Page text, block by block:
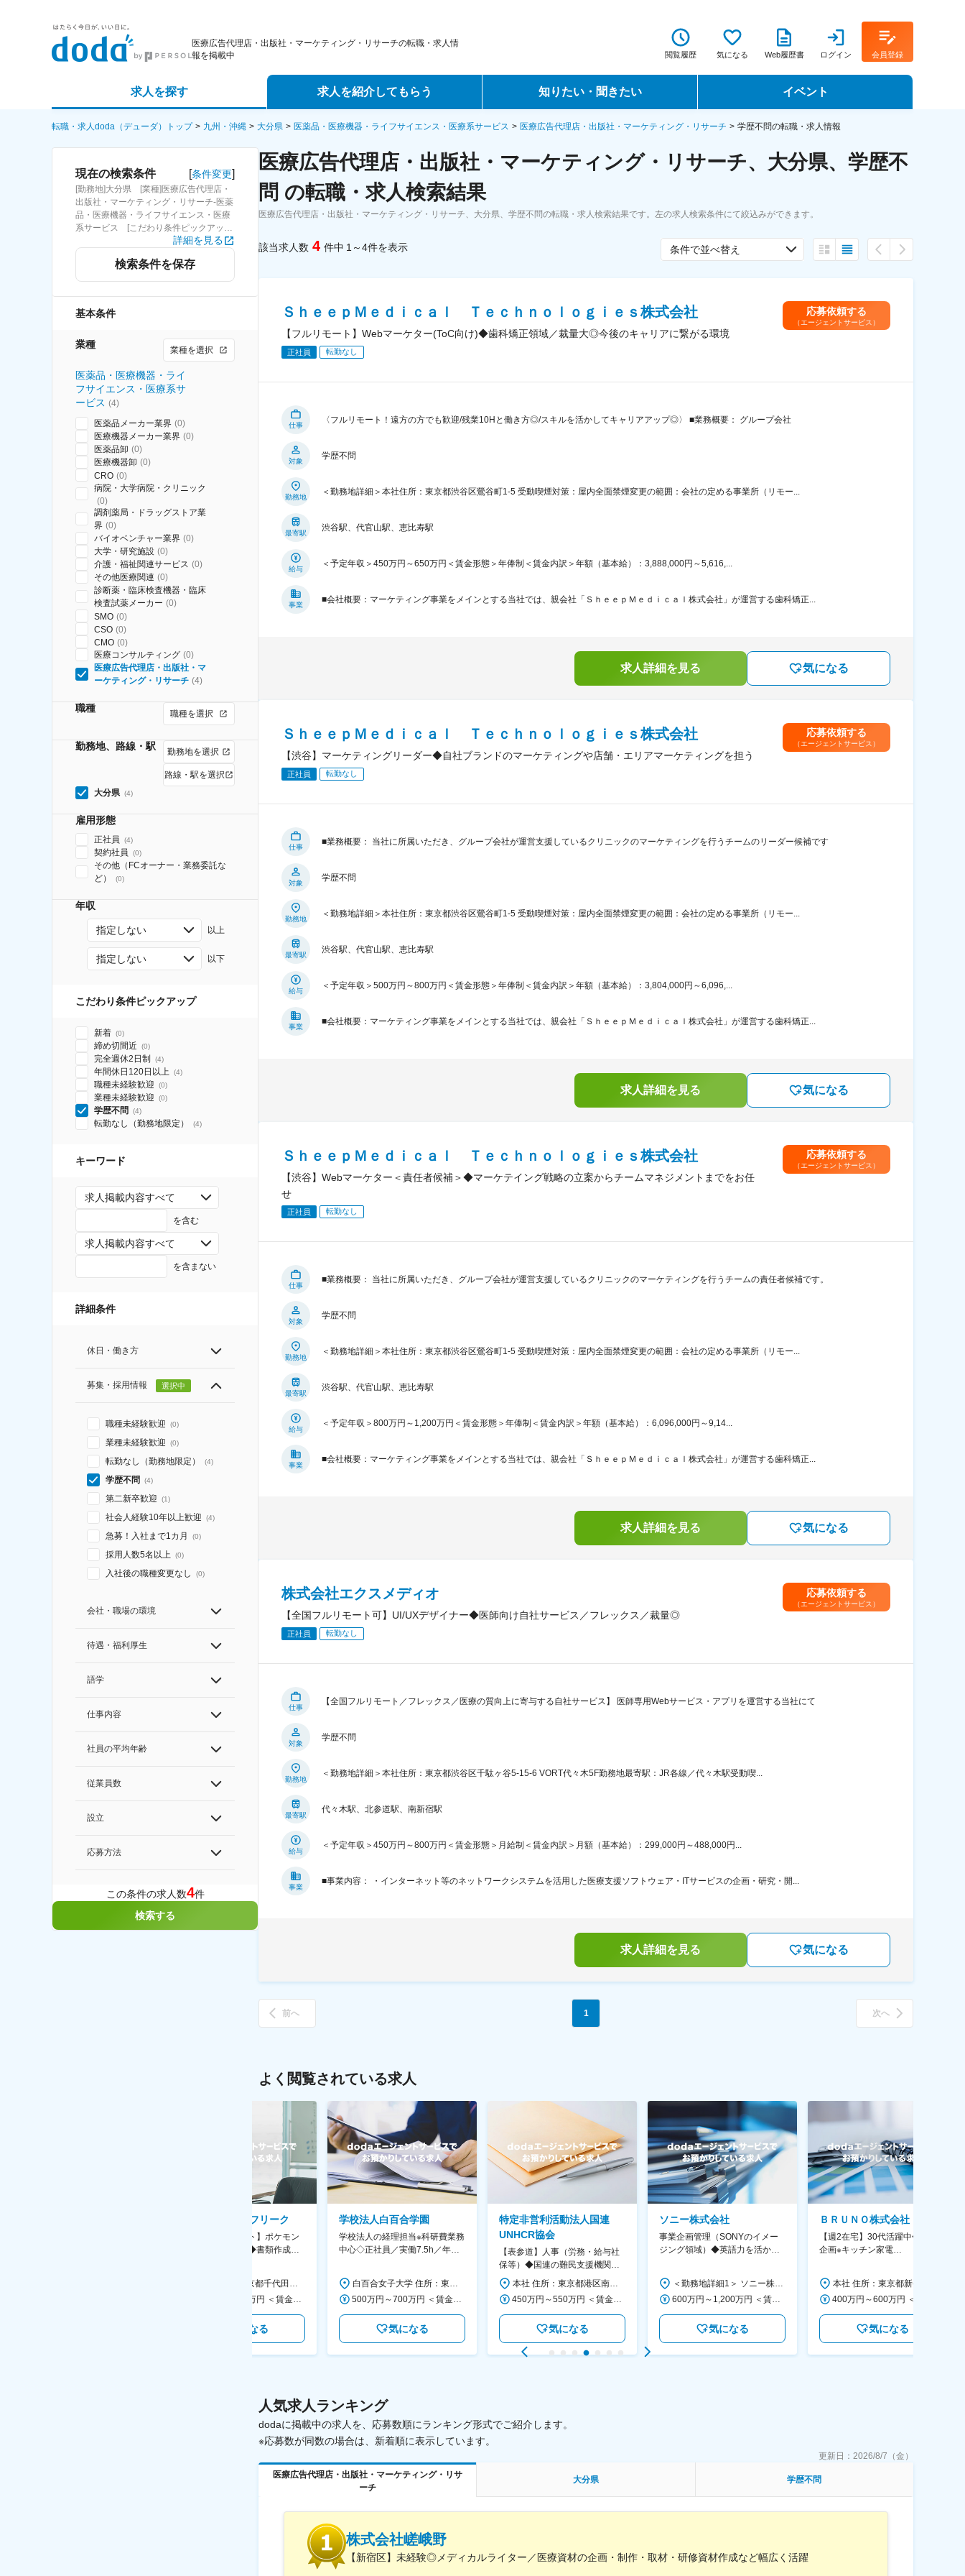
医療広告代理店・出版社・マーケティング・リサーチの転職・求人情
報を掲載中
閲覧履歴 気になる Web履歴書 ログイン 会員登録
求人を探す
詳細条件から探す
求人特集から探す
求人を紹介してもらう
エージェントサービス
スカウトサービス
パートナーエージェントサービス
知りたい・聞きたい
転職ノウハウ
データで見る転職
イベント
転職イベント・転職セミナー
転職フェア
転職・求人doda（デューダ）トップ 九州・沖縄 大分県 医薬品・医療機器・ライフサイエンス・医療系サービス 医療広告代理店・出版社・マーケティング・リサーチ 学歴不問の転職・求人情報
現在の検索条件 [条件変更]
[勤務地]大分県 [業種]医療広告代理店・
出版社・マーケティング・リサーチ-医薬
品・医療機器・ライフサイエンス・医療
系サービス [こだわり条件ピックアップ]
学歴不問 [詳細条件](募集・採用情報)学
歴不問
詳細を見る
検索条件を保存
基本条件
業種 業種を選択
医薬品・医療機器・ライ
フサイエンス・医療系サ
ービス (4)
医薬品メーカー業界 (0)
医療機器メーカー業界 (0)
医薬品卸 (0)
医療機器卸 (0)
CRO (0)
病院・大学病院・クリニック
(0)
調剤薬局・ドラッグストア業
界 (0)
バイオベンチャー業界 (0)
大学・研究施設 (0)
介護・福祉関連サービス (0)
その他医療関連 (0)
診断薬・臨床検査機器・臨床
検査試薬メーカー (0)
SMO (0)
CSO (0)
CMO (0)
医療コンサルティング (0)
医療広告代理店・出版社・マ
ーケティング・リサーチ (4)
職種 職種を選択
勤務地、路線・駅 勤務地を選択
路線・駅を選択
大分県 (4)
雇用形態
正社員 (4)
契約社員 (0)
その他（FCオーナー・業務委託な
ど）
(0)
年収
指定しない 以上
指定しない 以下
こだわり条件ピックアップ
新着 (0)
締め切間近 (0)
完全週休2日制 (4)
年間休日120日以上 (4)
職種未経験歓迎 (0)
業種未経験歓迎 (0)
学歴不問 (4)
転勤なし（勤務地限定） (4)
キーワード
求人掲載内容すべて
を含む
求人掲載内容すべて
を含まない
詳細条件
休日・働き方
募集・採用情報 選択中
職種未経験歓迎 (0)
業種未経験歓迎 (0)
転勤なし（勤務地限定） (4)
学歴不問 (4)
第二新卒歓迎 (1)
社会人経験10年以上歓迎 (4)
急募！入社まで1カ月 (0)
採用人数5名以上 (0)
入社後の職種変更なし (0)
会社・職場の環境
待遇・福利厚生
語学
仕事内容
社員の平均年齢
従業員数
設立
応募方法
この条件の求人数4件
検索する
医療広告代理店・出版社・マーケティング・リサーチ、大分県、学歴不
問 の転職・求人検索結果
医療広告代理店・出版社・マーケティング・リサーチ、大分県、学歴不問の転職・求人検索結果です。左の求人検索条件にて絞込みができます。
該当求人数 4 件中 1～4件を表示 条件で並べ替え
ＳｈｅｅｐＭｅｄｉｃａｌ Ｔｅｃｈｎｏｌｏｇｉｅｓ株式会社
【フルリモート】Webマーケター(ToC向け)◆歯科矯正領域／裁量大◎今後のキャリアに繋がる環境
正社員 転勤なし
応募依頼する
（エージェントサービス）
仕事
〈フルリモート！遠方の方でも歓迎/残業10Hと働き方◎/スキルを活かしてキャリアアップ◎〉 ■業務概要： グループ会社
対象
学歴不問
勤務地
＜勤務地詳細＞本社住所：東京都渋谷区鶯谷町1-5 受動喫煙対策：屋内全面禁煙変更の範囲：会社の定める事業所（リモー...
最寄駅
渋谷駅、代官山駅、恵比寿駅
給与
＜予定年収＞450万円～650万円＜賃金形態＞年俸制＜賃金内訳＞年額（基本給）：3,888,000円～5,616,...
事業
■会社概要：マーケティング事業をメインとする当社では、親会社「ＳｈｅｅｐＭｅｄｉｃａｌ株式会社」が運営する歯科矯正...
求人詳細を見る 気になる
ＳｈｅｅｐＭｅｄｉｃａｌ Ｔｅｃｈｎｏｌｏｇｉｅｓ株式会社
【渋谷】マーケティングリーダー◆自社ブランドのマーケティングや店舗・エリアマーケティングを担う
正社員 転勤なし
応募依頼する
（エージェントサービス）
仕事
■業務概要： 当社に所属いただき、グループ会社が運営支援しているクリニックのマーケティングを行うチームのリーダー候補です
対象
学歴不問
勤務地
＜勤務地詳細＞本社住所：東京都渋谷区鶯谷町1-5 受動喫煙対策：屋内全面禁煙変更の範囲：会社の定める事業所（リモー...
最寄駅
渋谷駅、代官山駅、恵比寿駅
給与
＜予定年収＞500万円～800万円＜賃金形態＞年俸制＜賃金内訳＞年額（基本給）：3,804,000円～6,096,...
事業
■会社概要：マーケティング事業をメインとする当社では、親会社「ＳｈｅｅｐＭｅｄｉｃａｌ株式会社」が運営する歯科矯正...
求人詳細を見る 気になる
ＳｈｅｅｐＭｅｄｉｃａｌ Ｔｅｃｈｎｏｌｏｇｉｅｓ株式会社
【渋谷】Webマーケター＜責任者候補＞◆マーケテイング戦略の立案からチームマネジメントまでをお任
せ
正社員 転勤なし
応募依頼する
（エージェントサービス）
仕事
■業務概要： 当社に所属いただき、グループ会社が運営支援しているクリニックのマーケティングを行うチームの責任者候補です。
対象
学歴不問
勤務地
＜勤務地詳細＞本社住所：東京都渋谷区鶯谷町1-5 受動喫煙対策：屋内全面禁煙変更の範囲：会社の定める事業所（リモー...
最寄駅
渋谷駅、代官山駅、恵比寿駅
給与
＜予定年収＞800万円～1,200万円＜賃金形態＞年俸制＜賃金内訳＞年額（基本給）：6,096,000円～9,14...
事業
■会社概要：マーケティング事業をメインとする当社では、親会社「ＳｈｅｅｐＭｅｄｉｃａｌ株式会社」が運営する歯科矯正...
求人詳細を見る 気になる
株式会社エクスメディオ
【全国フルリモート可】UI/UXデザイナー◆医師向け自社サービス／フレックス／裁量◎
正社員 転勤なし
応募依頼する
（エージェントサービス）
仕事
【全国フルリモート／フレックス／医療の質向上に寄与する自社サービス】 医師専用Webサービス・アプリを運営する当社にて
対象
学歴不問
勤務地
＜勤務地詳細＞本社住所：東京都渋谷区千駄ヶ谷5-15-6 VORT代々木5F勤務地最寄駅：JR各線／代々木駅受動喫...
最寄駅
代々木駅、北参道駅、南新宿駅
給与
＜予定年収＞450万円～800万円＜賃金形態＞月給制＜賃金内訳＞月額（基本給）：299,000円～488,000円...
事業
■事業内容： ・インターネット等のネットワークシステムを活用した医療支援ソフトウェア・ITサービスの企画・研究・開...
求人詳細を見る 気になる
前へ 1 次へ
よく閲覧されている求人
株式会社ゲームフリーク
【庶務アシスタント】ポケモン
シリーズ開発企業◆書類作成・
本社 住所：東京都千代田区神田錦町2-2-1 KANDASQUARE 受動喫煙対策：屋内全面禁煙 変更の範囲：会社の定める事業所
350万円～500万円 ＜賃金形態＞ 月給制 ＜賃金内訳＞ 月額（基本給）：215,000円～307,000円 固定残業手当/月：76,700円～110,000円（固定残業時間45時間0分/月） 超過した時間外労働の残業手当は追加支給 ＜月給＞ 291,700円～417,000円（一律手当を含む） ＜昇給有無＞ 有 ＜残業手当＞ 有 ＜給与補足＞ ※経験・能力を考慮の上、年齢に関わりなく当社規定により優遇します。 賃金はあくまでも目安の金額であり、選考を通じて上下する可能性があります。 月給(月額)は固定手当を含めた表記です。
気になる
学校法人白百合学園
学校法人の経理担当※科研費業務
中心◇正社員／実働7.5h／年休
大学
白百合女子大学 住所：東京都調布市緑ヶ丘1-25 勤務地最寄駅：京王線／仙川駅 受動喫煙対策：屋内全面禁煙 変更の範囲：会社の定める事業所
500万円～700万円 ＜賃金形態＞ 月給制 ＜賃金内訳＞ 月額（基本給）：280,000円～430,000円 ＜月給＞ 280,000円～430,000円 ＜昇給有無＞ 有 ＜残業手当＞ 有 ＜給与補足＞ ※年齢・過去の経験に基づき、本学規定に合わせ決定 【残業手当】有 /残業時間に応じて全額支給（※想定年収に含む） 【各種手当】扶養手当/住宅手当/通勤手当 等 【賞与】年2回（6月、12月） 【昇給】年1回（4月） 賃金はあくまでも目安の金額であり、選考を通じて上下する可能性があります。 月給(月額)は固定手当を含めた表記です。
気になる
特定非営利活動法人国連
UNHCR協会
【表参道】人事（労務・給与社
保等）◆国連の難民支援機関の
活動を支える日本公式支援窓口
◆正職員登用前提
本社 住所：東京都港区南青山6-10-11 ウェスレーセンター3F 勤務地最寄駅：地下鉄各線／表参道駅 受動喫煙対策：屋内全面禁煙 変更の範囲：会社の定める事業所（リモートワーク含む）
450万円～550万円 ＜賃金形態＞ 月給制 ＜賃金内訳＞ 月額（基本給）：340,000円～420,000円 ＜月給＞ 340,000円～420,000円 ＜昇給有無＞ 有 ＜残業手当＞ 有 ＜給与補足＞ ※能力・経験によって決定します。 ■賞与あり（業績評価に応じて支給） 賃金はあくまでも目安の金額であり、選考を通じて上下する可能性があります。 月給(月額)は固定手当を含めた表記です。
気になる
ソニー株式会社
事業企画管理（SONYのイメー
ジング領域）◆英語力を活か
＜勤務地詳細1＞ ソニー株式会社 住所：神奈川県横浜市西区みなとみらい5-1-1 受動喫煙対策：屋内全面禁煙 ＜勤務地詳細2＞ ソニーシティ大崎 住所：東京都品川区大崎2-10-1 勤務地最寄駅：JR線／大崎駅 受動喫煙対策：屋内全面禁煙 変更の範囲：会社の定める事業所（リモートワーク含む）
600万円～1,200万円 ＜賃金形態＞ 月給制 ＜賃金内訳＞ 月額（基本給）：350,000円～500,000円 ＜月給＞ 350,000円～500,000円 ＜昇給有無＞ 有 ＜残業手当＞ 有 ＜給与補足＞ ※年収は経験や能力を考慮の上、当社規定により決定します。 賃金はあくまでも目安の金額であり、選考を通じて上下する可能性があります。 月給(月額)は固定手当を含めた表記です。
気になる
ＢＲＵＮＯ株式会社
【週2在宅】30代活躍中◆商品
企画※キッチン家電
画～調達／働き方◎
気になる
人気求人ランキング
dodaに掲載中の求人を、応募数順にランキング形式でご紹介します。
※応募数が同数の場合は、新着順に表示しています。
更新日： 2026/8/7（金）
医療広告代理店・出版社・マーケティング・リサ
ーチ
大分県 学歴不問
株式会社嵯峨野
【新宿区】未経験◎メディカルライター／医療資材の企画・制作・取材・研修資材作成など幅広く活躍